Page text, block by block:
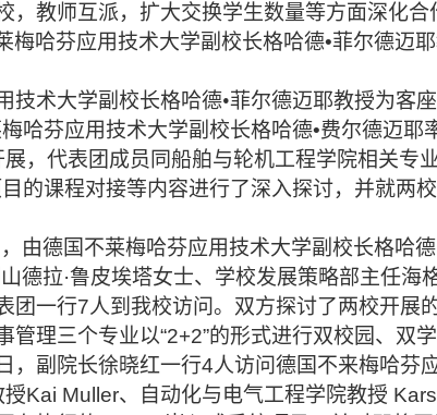
，教师互派，扩大交换学生数量等方面深化合
梅哈芬应用技术大学副校长格哈德•菲尔德迈
技术大学副校长格哈德•菲尔德迈耶教授为客座
哈芬应用技术大学副校长格哈德•费尔德迈
展，代表团成员同船舶与轮机工程学院相关
的课程对接等内容进行了深入探讨，并就两
由德国不莱梅哈芬应用技术大学副校长格哈
德拉·鲁皮埃塔女士、学校发展策略部主任海
团一行7人到我校访问。双方探讨了两校开展
理三个专业以“2+2”的形式进行双校园、双
，副院长徐晓红一行4人访问德国不来梅哈芬
Kai Muller、自动化与电气工程学院教授